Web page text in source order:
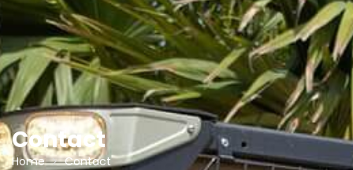
Contact
Home Contact